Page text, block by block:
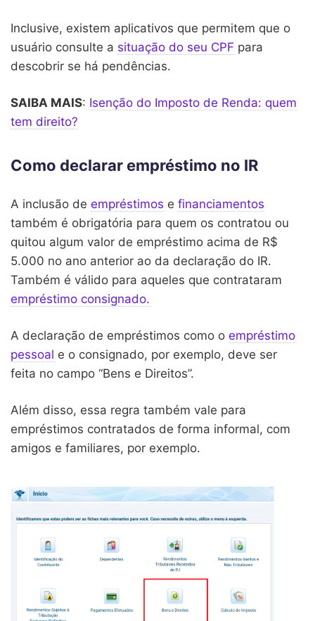
Inclusive, existem aplicativos que permitem que o
usuário consulte a situação do seu CPF para
descobrir se há pendências.
SAIBA MAIS: Isenção do Imposto de Renda: quem
tem direito?
Como declarar empréstimo no IR
A inclusão de empréstimos e financiamentos
também é obrigatória para quem os contratou ou
quitou algum valor de empréstimo acima de R$
5.000 no ano anterior ao da declaração do IR.
Também é válido para aqueles que contrataram
empréstimo consignado.
A declaração de empréstimos como o empréstimo
pessoal e o consignado, por exemplo, deve ser
feita no campo “Bens e Direitos”.
Além disso, essa regra também vale para
empréstimos contratados de forma informal, com
amigos e familiares, por exemplo.